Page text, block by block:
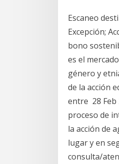
Escaneo
Excepción;
bono
es el
género y
de la acción
entre 28 Feb
proceso de
la acción de
lugar y en
consulta/